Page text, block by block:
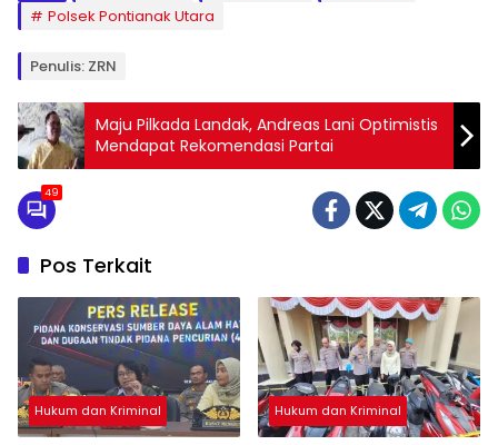
Polsek Pontianak Utara
Penulis: ZRN
Maju Pilkada Landak, Andreas Lani Optimistis
Mendapat Rekomendasi Partai
49
Pos Terkait
Hukum dan Kriminal Hukum dan Kriminal